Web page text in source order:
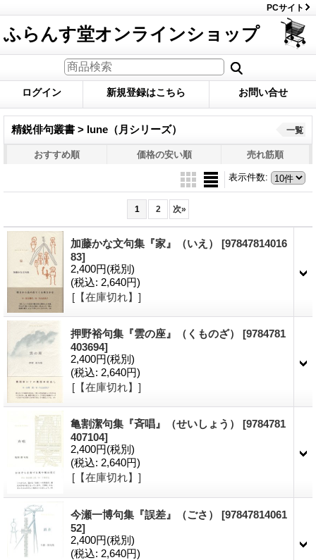
PCサイト
ふらんす堂オンラインショップ
ログイン 新規登録はこちら お問い合せ
精鋭俳句叢書 > lune（月シリーズ） 一覧
おすすめ順 価格の安い順 売れ筋順
表示件数:
1 2 次»
加藤かな文句集『家』（いえ） [97847814016
83]
2,400円(税別)
(税込: 2,640円)
[【在庫切れ】]
押野裕句集『雲の座』（くものざ） [9784781
403694]
2,400円(税別)
(税込: 2,640円)
[【在庫切れ】]
亀割潔句集『斉唱』（せいしょう） [9784781
407104]
2,400円(税別)
(税込: 2,640円)
[【在庫切れ】]
今瀬一博句集『誤差』（ごさ） [97847814061
52]
2,400円(税別)
(税込: 2,640円)